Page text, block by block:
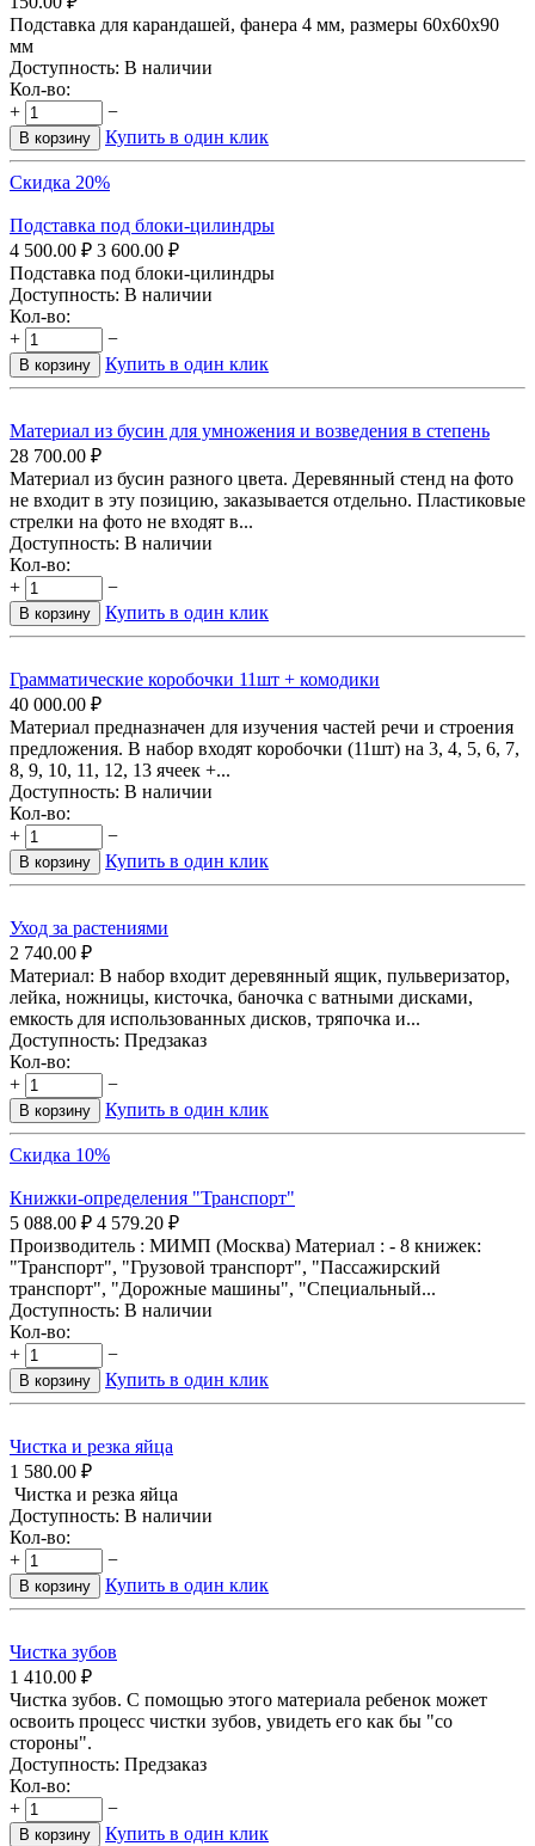
Подставка для карандашей, фанера 4 мм, размеры 60х60х90
мм
Доступность: В наличии
Кол-во:
+
−
В корзину Купить в один клик
Скидка 20%
Подставка под блоки-цилиндры
4 500.00 ₽ 3 600.00 ₽
Подставка под блоки-цилиндры
Доступность: В наличии
Кол-во:
+
−
В корзину Купить в один клик
Материал из бусин для умножения и возведения в степень
28 700.00 ₽
Материал из бусин разного цвета. Деревянный стенд на фото
не входит в эту позицию, заказывается отдельно. Пластиковые
стрелки на фото не входят в...
Доступность: В наличии
Кол-во:
+
−
В корзину Купить в один клик
Грамматические коробочки 11шт + комодики
40 000.00 ₽
Материал предназначен для изучения частей речи и строения
предложения. В набор входят коробочки (11шт) на 3, 4, 5, 6, 7,
8, 9, 10, 11, 12, 13 ячеек +...
Доступность: В наличии
Кол-во:
+
−
В корзину Купить в один клик
Уход за растениями
2 740.00 ₽
Материал: В набор входит деревянный ящик, пульверизатор,
лейка, ножницы, кисточка, баночка с ватными дисками,
емкость для использованных дисков, тряпочка и...
Доступность: Предзаказ
Кол-во:
+
−
В корзину Купить в один клик
Скидка 10%
Книжки-определения "Транспорт"
5 088.00 ₽ 4 579.20 ₽
Производитель : МИМП (Москва) Материал : - 8 книжек:
"Транспорт", "Грузовой транспорт", "Пассажирский
транспорт", "Дорожные машины", "Специальный...
Доступность: В наличии
Кол-во:
+
−
В корзину Купить в один клик
Чистка и резка яйца
1 580.00 ₽
Чистка и резка яйца
Доступность: В наличии
Кол-во:
+
−
В корзину Купить в один клик
Чистка зубов
1 410.00 ₽
Чистка зубов. С помощью этого материала ребенок может
освоить процесс чистки зубов, увидеть его как бы "со
стороны".
Доступность: Предзаказ
Кол-во:
+
−
В корзину Купить в один клик